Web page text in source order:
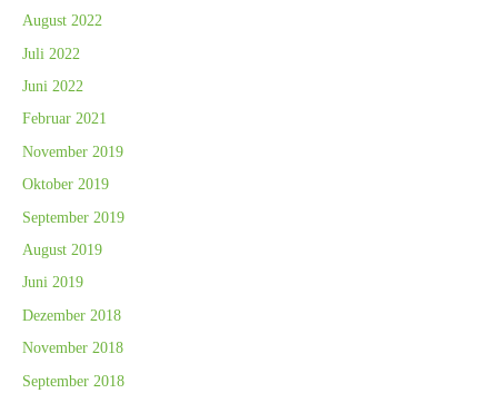
August 2022
Juli 2022
Juni 2022
Februar 2021
November 2019
Oktober 2019
September 2019
August 2019
Juni 2019
Dezember 2018
November 2018
September 2018